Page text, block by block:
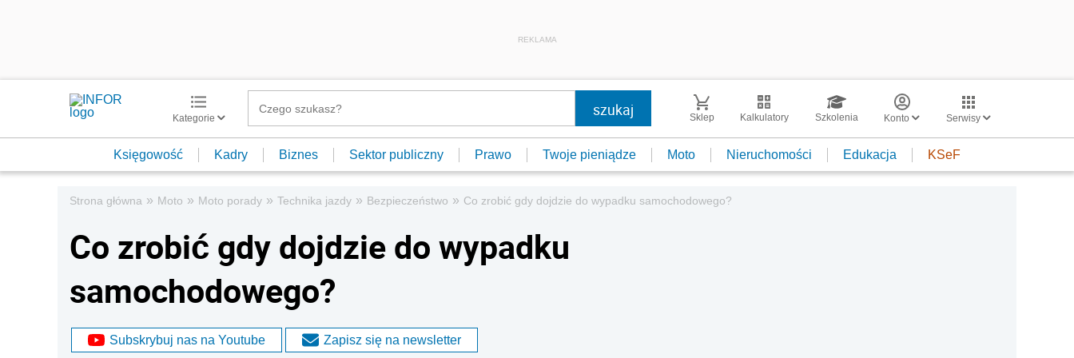
REKLAMA
Kategorie Sklep Kalkulatory Szkolenia Konto Serwisy
Księgowość Kadry Biznes Sektor publiczny Prawo Twoje pieniądze Moto Nieruchomości Edukacja KSeF
Strona główna » Moto » Moto porady » Technika jazdy » Bezpieczeństwo » Co zrobić gdy dojdzie do wypadku samochodowego?
Co zrobić gdy dojdzie do wypadku
samochodowego?
Subskrybuj nas na Youtube Zapisz się na newsletter